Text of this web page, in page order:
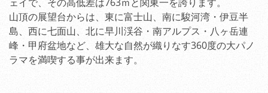
山頂の展望台からは、東に富士山、南に駿河湾・伊豆半
島、西に七面山、北に早川渓谷・南アルプス・八ヶ岳連
峰・甲府盆地など、雄大な自然が織りなす360度の大パノ
ラマを満喫する事が出来ます。